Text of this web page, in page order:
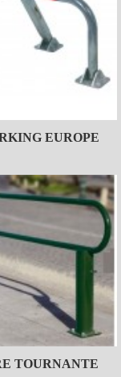
EUROPE
TOURNANTE